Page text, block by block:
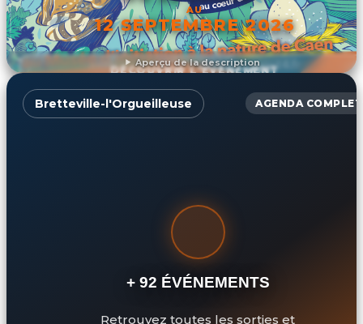
Aperçu de la description
AU
12 SEPTEMBRE 2026
DÉCOUVRIR L'ÉVÉNEMENT
Bretteville-l'Orgueilleuse AGENDA COMPLET
+ 92 ÉVÉNEMENTS
Retrouvez toutes les sorties et